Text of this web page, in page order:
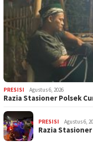
PRESISI Agustus 6, 2026
Razia Stasioner Polsek
PRESISI Agustus 6,
Razia